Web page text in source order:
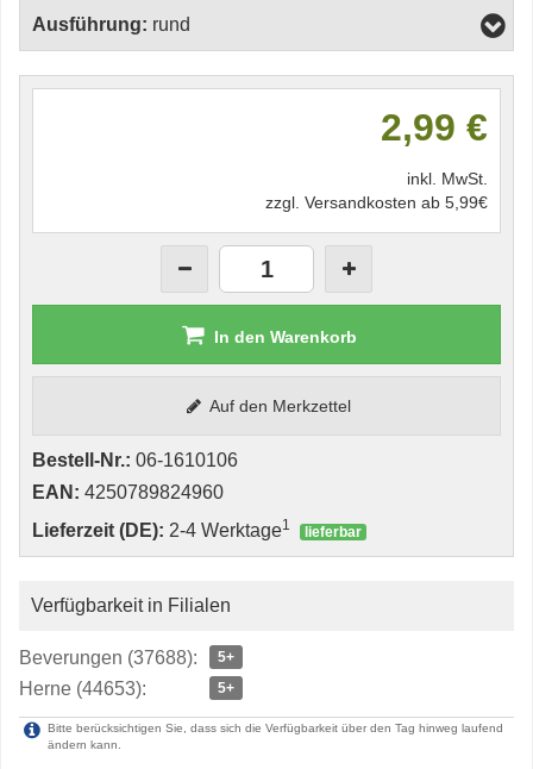
Ausführung: rund
2,99 €
inkl. MwSt.
zzgl. Versandkosten ab 5,99€
In den Warenkorb
Auf den Merkzettel
Bestell-Nr.: 06-1610106
EAN: 4250789824960
Lieferzeit (DE): 2-4 Werktage1 lieferbar
Verfügbarkeit in Filialen
Beverungen (37688): 5+
Herne (44653): 5+
Bitte berücksichtigen Sie, dass sich die Verfügbarkeit über den Tag hinweg laufend
ändern kann.